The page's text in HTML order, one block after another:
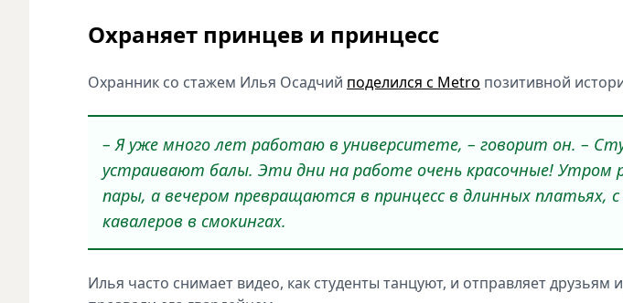
Охраняет принцев и принцесс
Охранник со стажем Илья Осадчий поделился с Metro позитивной
– Я уже много лет работаю в университете, – говорит он. –
устраивают балы. Эти дни на работе очень красочные! Утром
пары, а вечером превращаются в принцесс в длинных платьях,
кавалеров в смокингах.
Илья часто снимает видео, как студенты танцуют, и отправляет